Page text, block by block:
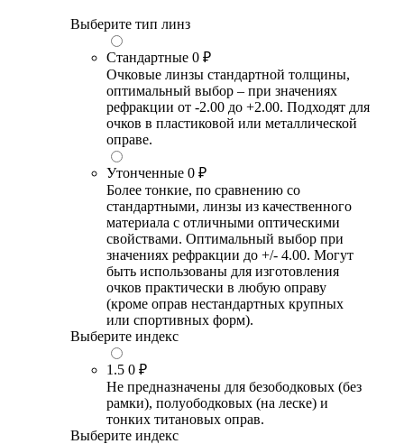
Выберите тип линз
Стандартные 0 ₽
Очковые линзы стандартной толщины,
оптимальный выбор – при значениях
рефракции от -2.00 до +2.00. Подходят для
очков в пластиковой или металлической
оправе.
Утонченные 0 ₽
Более тонкие, по сравнению со
стандартными, линзы из качественного
материала с отличными оптическими
свойствами. Оптимальный выбор при
значениях рефракции до +/- 4.00. Могут
быть использованы для изготовления
очков практически в любую оправу
(кроме оправ нестандартных крупных
или спортивных форм).
Выберите индекс
1.5 0 ₽
Не предназначены для безободковых (без
рамки), полуободковых (на леске) и
тонких титановых оправ.
Выберите индекс